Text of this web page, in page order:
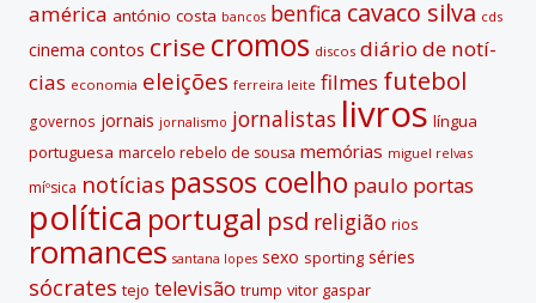
américa antónio costa bancos benfica cavaco silva cds
cinema contos crise cromos discos diário de notí­
cias economia eleições ferreira leite filmes futebol
governos jornais jornalismo jornalistas livros lí­ngua
portuguesa marcelo rebelo de sousa memórias miguel relvas
míºsica notí­cias passos coelho paulo portas
polí­tica portugal psd religião rios
romances santana lopes sexo sporting séries
sócrates tejo televisão trump vitor gaspar